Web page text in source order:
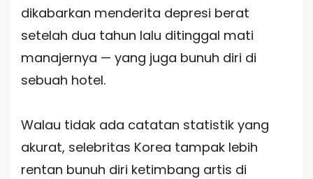
dikabarkan menderita depresi berat
setelah dua tahun lalu ditinggal mati
manajernya — yang juga bunuh diri di
sebuah hotel.
Walau tidak ada catatan statistik yang
akurat, selebritas Korea tampak lebih
rentan bunuh diri ketimbang artis di